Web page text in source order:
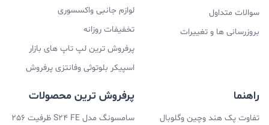
سوالات متداول
بروزرسانی ها و تغییرات
لوازم جانبی واکسسوری
تخفیفات روزانه
پرفروش ترین لپ تاپ های بازار
اسپیکر بلوتوثی وفانتزی پرفروش
راهنما
تفاوت پک هند وچین وگلوبال
پرفروش ترین محصولات
سامسونگ مدل S24 FE ظرفیت 256